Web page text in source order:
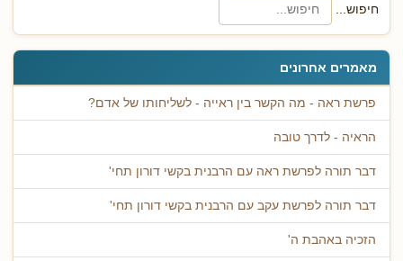
חיפוש...
מאמרים אחרונים
פרשת ראה - מה הקשר בין ראייה - לשליחותו של אדם?
הראיה - לדרך טובה
דבר תורה לפרשת ראה עם הרבנית בקשי דורון תחי'
דבר תורה לפרשת עקב עם הרבנית בקשי דורון תחי'
הזכיה באהבת ה'